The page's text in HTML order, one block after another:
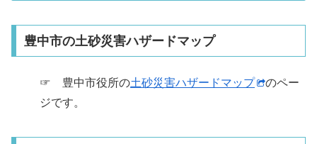
豊中市の土砂災害ハザードマップ
☞ 豊中市役所の土砂災害ハザードマップ
のペー
ジです。